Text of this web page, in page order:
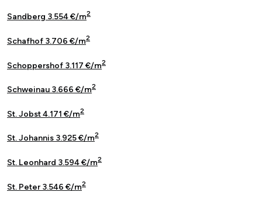
Sandberg 3.554 €/m2
Schafhof 3.706 €/m2
Schoppershof 3.117 €/m2
Schweinau 3.666 €/m2
St. Jobst 4.171 €/m2
St. Johannis 3.925 €/m2
St. Leonhard 3.594 €/m2
St. Peter 3.546 €/m2